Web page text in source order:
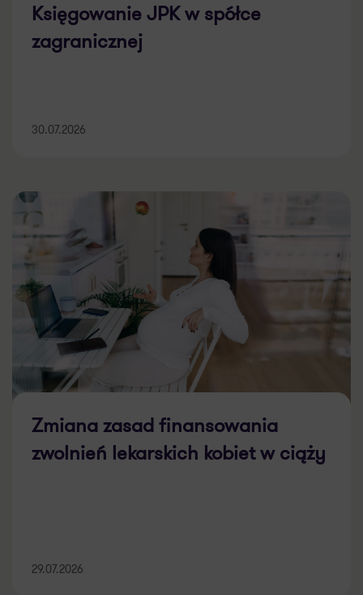
Usługi księgowe dla branży IT.
Księgowanie JPK w spółce
Zmiana zasad finansowania